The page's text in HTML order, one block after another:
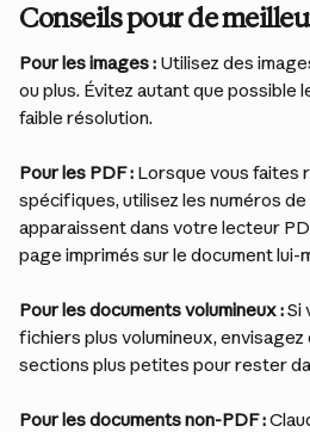
Conseils pour de
Pour les images : Utilisez des
ou plus. Évitez autant que possible
faible résolution.
Pour les PDF : Lorsque vous faites
spécifiques, utilisez les numéros
apparaissent dans votre lecteur
page imprimés sur le document lui-
Pour les documents volumineux : Si
fichiers plus volumineux, envisagez
sections plus petites pour rester
Pour les documents non-PDF :